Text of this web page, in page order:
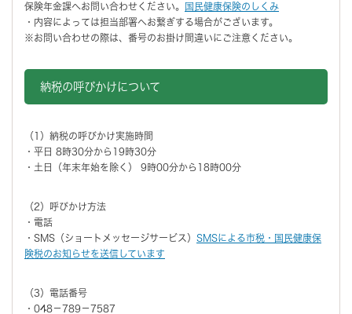
保険年金課へお問い合わせください。 国民健康保険のしくみ
・内容によっては担当部署へお繋ぎする場合がございます。
※お問い合わせの際は、番号のお掛け間違いにご注意ください。
納税の呼びかけについて
（1）納税の呼びかけ実施時間
・平日 8時30分から19時30分
・土日（年末年始を除く） 9時00分から18時00分
（2）呼びかけ方法
・電話
・SMS（ショートメッセージサービス） SMSによる市税・国民健康保
険税のお知らせを送信しています
（3）電話番号
・048－789－7587